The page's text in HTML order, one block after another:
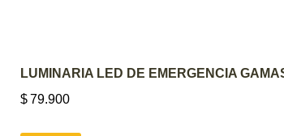
LUMINARIA LED DE EMERGENCIA
$79.900